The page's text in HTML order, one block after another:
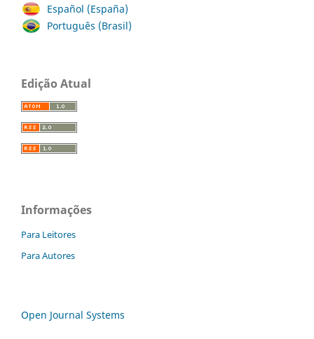
Español (España)
Português (Brasil)
Edição Atual
Informações
Para Leitores
Para Autores
Open Journal Systems